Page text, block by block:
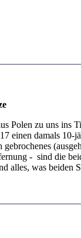
Polen zu uns ins
einen damals
- sind die
alles, was beiden